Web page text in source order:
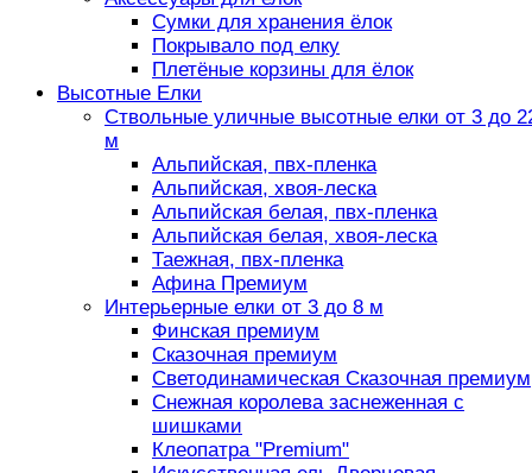
Сумки для хранения ёлок
Покрывало под елку
Плетёные корзины для ёлок
Высотные Елки
Ствольные уличные высотные елки от 3 до
м
Альпийская, пвх-пленка
Альпийская, хвоя-леска
Альпийская белая, пвх-пленка
Альпийская белая, хвоя-леска
Таежная, пвх-пленка
Афина Премиум
Интерьерные елки от 3 до 8 м
Финская премиум
Сказочная премиум
Светодинамическая Сказочная премиум
Снежная королева заснеженная с
шишками
Клеопатра "Premium"